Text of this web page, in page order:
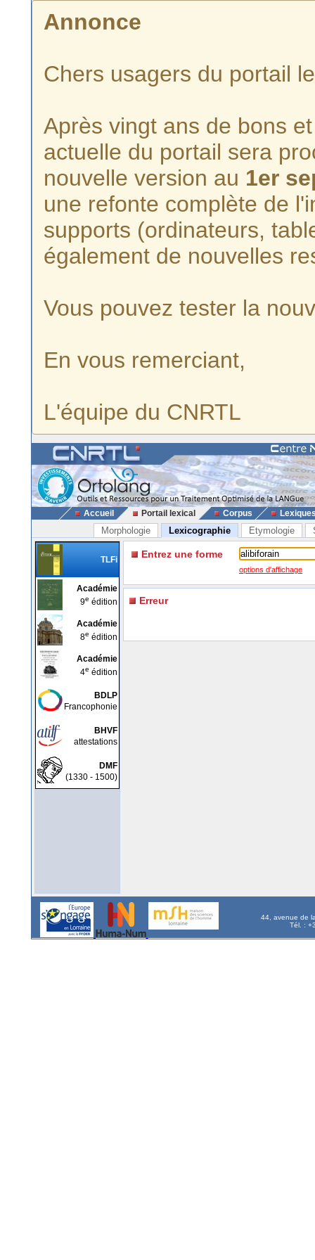
Annonce
Chers usagers du portail
Après vingt ans de bons
actuelle du portail sera
nouvelle version au 1er
une refonte complète de
supports (ordinateurs,
également de nouvelles
Vous pouvez tester la
En vous remerciant,
L'équipe du CNRTL
Accueil Portail lexical Corpus
Morphologie Lexicographie Etymologie
TLFi
Académie
9e édition
Académie
8e édition
Académie
4e édition
BDLP
Francophonie
BHVF
attestations
DMF
(1330 - 1500)
Entrez une forme
options d'affichage
Erreur
44, avenue de
Tél. :